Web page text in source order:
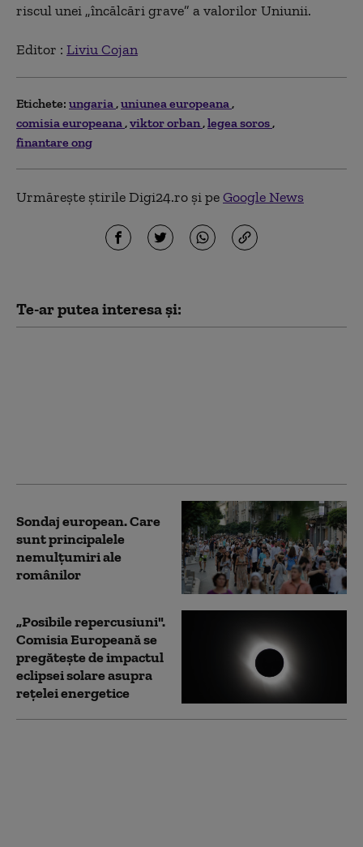
riscul unei „încălcări grave” a valorilor Uniunii.
Editor : Liviu Cojan
Etichete: ungaria uniunea europeana
comisia europeana viktor orban legea soros
finantare ong
Urmărește știrile Digi24.ro și peGoogle News
Te-ar putea interesa și:
Sondaj european. Care
sunt principalele
nemulțumiri ale
românilor
„Posibile repercusiuni".
Comisia Europeană se
pregătește de impactul
eclipsei solare asupra
rețelei energetice